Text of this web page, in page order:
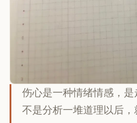
伤心是一种情绪情感，是
不是分析一堆道理以后，